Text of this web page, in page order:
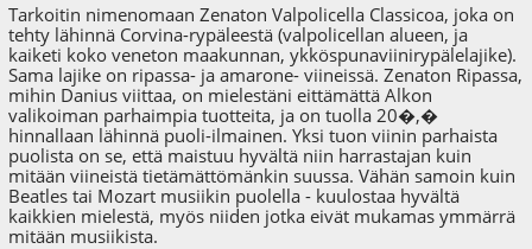
Tarkoitin nimenomaan Zenaton Valpolicella Classicoa, joka on
tehty lähinnä Corvina-rypäleestä (valpolicellan alueen, ja
kaiketi koko veneton maakunnan, ykköspunaviinirypälelajike).
Sama lajike on ripassa- ja amarone- viineissä. Zenaton Ripassa,
mihin Danius viittaa, on mielestäni eittämättä Alkon
valikoiman parhaimpia tuotteita, ja on tuolla 20�,�
hinnallaan lähinnä puoli-ilmainen. Yksi tuon viinin parhaista
puolista on se, että maistuu hyvältä niin harrastajan kuin
mitään viineistä tietämättömänkin suussa. Vähän samoin kuin
Beatles tai Mozart musiikin puolella - kuulostaa hyvältä
kaikkien mielestä, myös niiden jotka eivät mukamas ymmärrä
mitään musiikista.